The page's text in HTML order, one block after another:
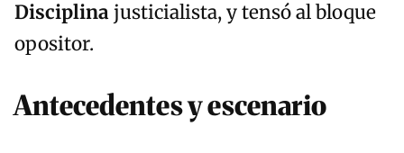
Disciplinajusticialista, y tensó al bloque
opositor.
Antecedentes y escenario